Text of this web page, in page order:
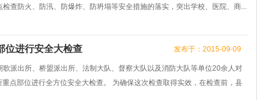
查防火、防汛、防爆炸、防坍塌等安全措施的落实，突出学校、医院、商...
位进行安全大检查 发布于：2015-09-09
派出所、桥盟派出所、法制大队、督察大队以及消防大队等单位20余人对
点部位进行全方位安全大检查。 为确保这次检查取得实效，在检查前，县